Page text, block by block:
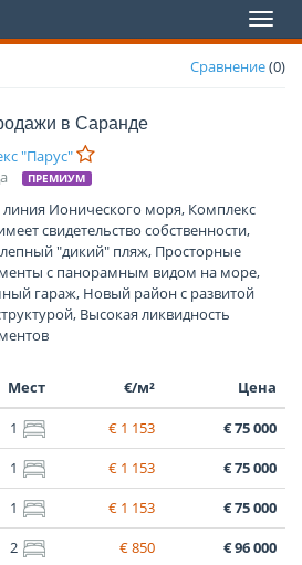
Toggle
Сравнение(0)
в Саранде
"Парус"
ПРЕМИУМ
линия Ионического моря, Комплекс
свидетельство собственности,
"дикий" пляж, Просторные
с панорамным видом на море,
гараж, Новый район с развитой
Высокая ликвидность
Мест €/м² Цена
1 € 1 153
€ 75 000
1 € 1 153
€ 75 000
1 € 1 153
€ 75 000
2 € 850 € 96 000